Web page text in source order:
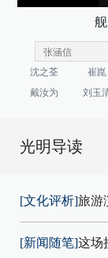
沈之荃 崔崑
戴汝为
刘玉
光明导读
[文化评析]旅游
[新闻随笔]这场